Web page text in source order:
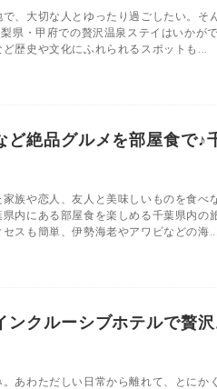
、大切な人とゆったり過ごしたい。そ
県・甲府での贅沢温泉ステイはいかが
歴史や文化にふれられるスポットも...
ど絶品グルメを部屋食で♪
族や恋人、友人と美味しいものを食べ
内にある部屋食を楽しめる千葉県内の
スも簡単、伊勢海老やアワビなどの海...
ンクルーシブホテルで贅
あわただしい日常から離れて、とにか